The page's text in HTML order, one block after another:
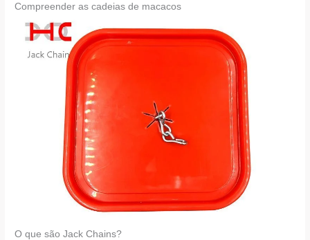
Compreender as cadeias de macacos
O que são Jack Chains?